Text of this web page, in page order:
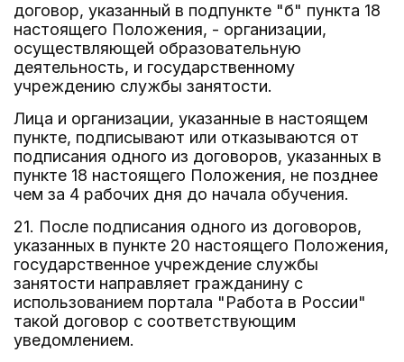
договор, указанный в подпункте "б" пункта 18
настоящего Положения, - организации,
осуществляющей образовательную
деятельность, и государственному
учреждению службы занятости.
Лица и организации, указанные в настоящем
пункте, подписывают или отказываются от
подписания одного из договоров, указанных в
пункте 18 настоящего Положения, не позднее
чем за 4 рабочих дня до начала обучения.
21. После подписания одного из договоров,
указанных в пункте 20 настоящего Положения,
государственное учреждение службы
занятости направляет гражданину с
использованием портала "Работа в России"
такой договор с соответствующим
уведомлением.